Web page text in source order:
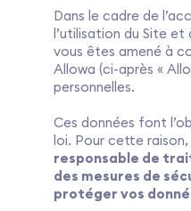
Dans le cadre de
l’utilisation du Site et
vous êtes amené à
Allowa (ci-après «
personnelles.
Ces données font
loi. Pour cette raison,
responsable de
des mesures de
protéger vos